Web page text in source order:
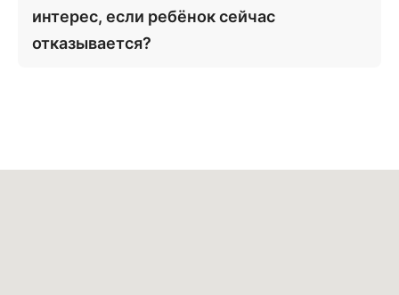
интерес, если ребёнок сейчас
отказывается?